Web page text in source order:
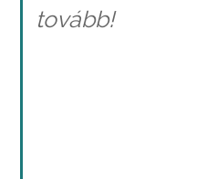
tovább!